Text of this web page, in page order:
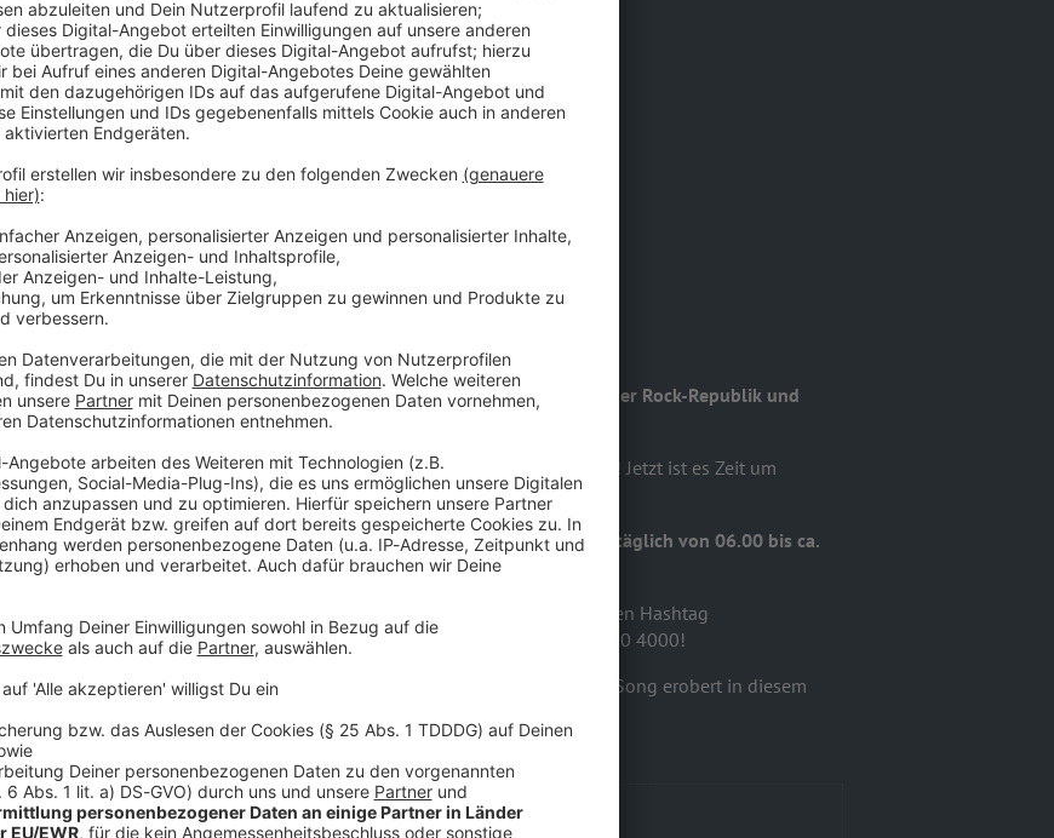
Songs!
Top 10? Und die wichtigste Frage:Welcher Song ist der beliebteste in der Rock-Republik und
der absolute Hammer!Die Top 666 stehen fest und wir sagen DANKE! Jetzt ist es Zeit um
Besten der Besten zu genießen!
besten Rock-Songs.Von eurem 666.Platz bis zur absoluten Nummer 1 - täglich von 06.00 bis ca.
das gibt es nur auf ROCK ANTENNE!
, oder nutzt den Hashtag
Instagram und Twitter. Oder ruft einfach im Studio an unter der 08000/80 4000!
und mit etwas Glück mit uns zusammen im Studio feiern! Welcher Song erobert in diesem
lauter und VIEL SPASS!